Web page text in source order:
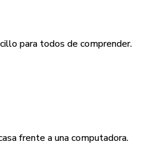
para todos de comprender.
frente a una computadora.